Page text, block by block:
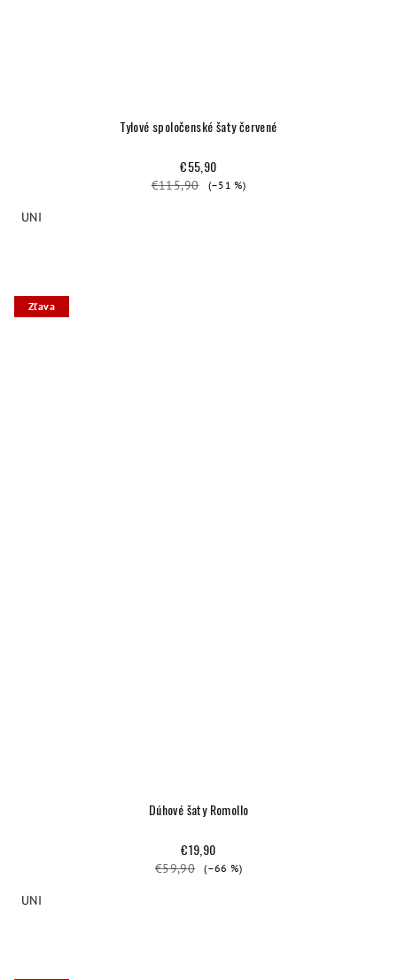
Tylové spoločenské šaty červené
€55,90
€115,90 (–51 %)
UNI
Zľava
Dúhové šaty Romollo
€19,90
€59,90 (–66 %)
UNI